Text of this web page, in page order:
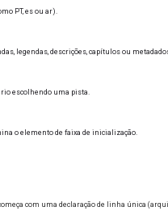
PT, es ou ar).
legendas, descrições, capítulos ou
escolhendo uma pista.
o elemento de faixa de inicialização.
com uma declaração de linha única